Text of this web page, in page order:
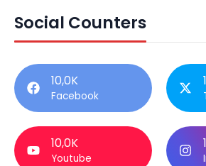
Social Counters
10,0K
Facebook
10,0K
Youtube